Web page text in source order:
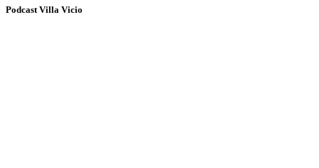
Podcast Villa Vicio